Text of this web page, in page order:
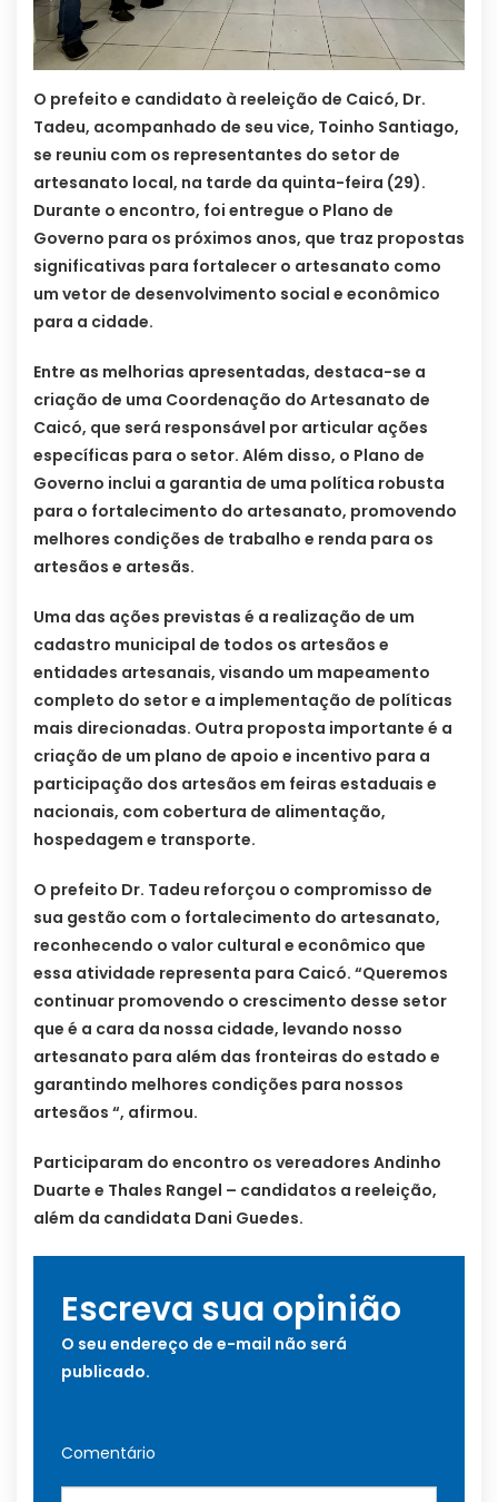
O prefeito e candidato à reeleição de Caicó, Dr.
Tadeu, acompanhado de seu vice, Toinho Santiago,
se reuniu com os representantes do setor de
artesanato local, na tarde da quinta-feira (29).
Durante o encontro, foi entregue o Plano de
Governo para os próximos anos, que traz propostas
significativas para fortalecer o artesanato como
um vetor de desenvolvimento social e econômico
para a cidade.
Entre as melhorias apresentadas, destaca-se a
criação de uma Coordenação do Artesanato de
Caicó, que será responsável por articular ações
específicas para o setor. Além disso, o Plano de
Governo inclui a garantia de uma política robusta
para o fortalecimento do artesanato, promovendo
melhores condições de trabalho e renda para os
artesãos e artesãs.
Uma das ações previstas é a realização de um
cadastro municipal de todos os artesãos e
entidades artesanais, visando um mapeamento
completo do setor e a implementação de políticas
mais direcionadas. Outra proposta importante é a
criação de um plano de apoio e incentivo para a
participação dos artesãos em feiras estaduais e
nacionais, com cobertura de alimentação,
hospedagem e transporte.
O prefeito Dr. Tadeu reforçou o compromisso de
sua gestão com o fortalecimento do artesanato,
reconhecendo o valor cultural e econômico que
essa atividade representa para Caicó. “Queremos
continuar promovendo o crescimento desse setor
que é a cara da nossa cidade, levando nosso
artesanato para além das fronteiras do estado e
garantindo melhores condições para nossos
artesãos “, afirmou.
Participaram do encontro os vereadores Andinho
Duarte e Thales Rangel – candidatos a reeleição,
além da candidata Dani Guedes.
Escreva sua opinião
O seu endereço de e-mail não será
publicado.
Comentário